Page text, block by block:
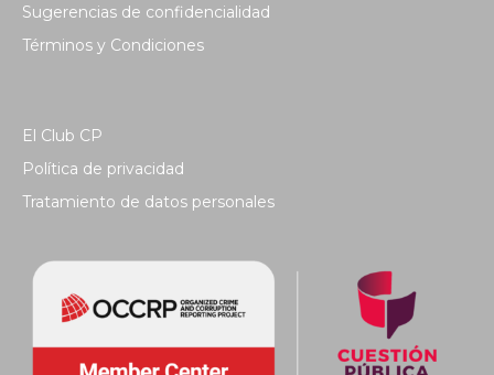
Sugerencias de confidencialidad
Términos y Condiciones
El Club CP
Política de privacidad
Tratamiento de datos personales